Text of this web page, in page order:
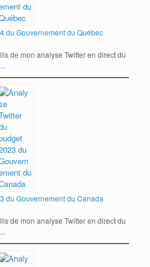
du Gouvernement du Québec
de mon analyse Twitter en direct du
du Gouvernement du Canada
de mon analyse Twitter en direct du